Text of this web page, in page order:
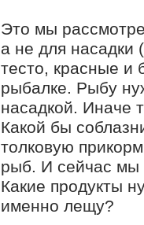
Это мы
а не для насадки
тесто, красные и
рыбалке. Рыбу
насадкой. Иначе
Какой бы
толковую
рыб. И сейчас мы
Какие продукты
именно лещу?